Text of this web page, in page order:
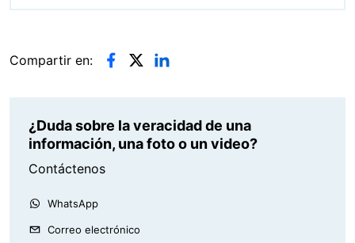
Compartir en:
¿Duda sobre la veracidad de una
información, una foto o un video?
Contáctenos
WhatsApp
Correo electrónico